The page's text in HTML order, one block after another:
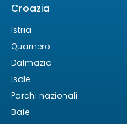
Croazia
Istria
Quarnero
Dalmazia
Isole
Parchi nazionali
Baie